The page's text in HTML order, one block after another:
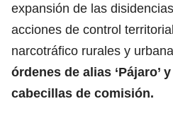
expansión de las
acciones de control
narcotráfico rurales y
órdenes de alias ‘Pájaro’ y
cabecillas de comisión.